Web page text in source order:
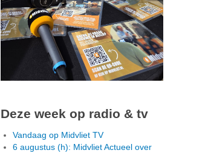
Deze week op radio & tv
Vandaag op Midvliet TV
6 augustus (h): Midvliet Actueel over